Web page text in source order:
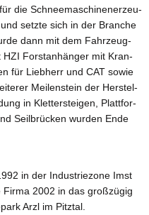
die Schnee­ma­schi­nen­er­zeu­
setz­te sich in der Bran­che
dann mit dem Fahr­zeug­
HZI Forst­an­hän­ger mit Kran­
für Lieb­herr und CAT sowie
Mei­len­stein der Her­stel­
in Klet­ter­stei­gen, Platt­for­
Seil­brü­cken wur­den Ende
in der In­dus­trie­zo­ne Imst
2002 in das gro­ßzü­gig
Arzl im Pitz­tal.